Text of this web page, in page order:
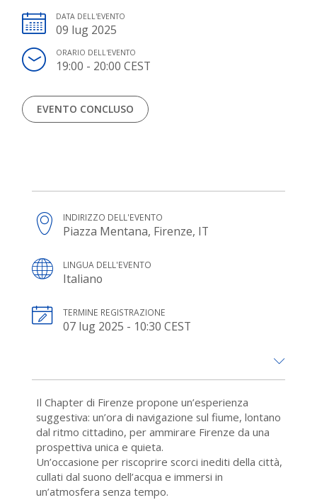
DATA DELL'EVENTO
09 lug 2025
ORARIO DELL'EVENTO
19:00 - 20:00 CEST
EVENTO CONCLUSO
INDIRIZZO DELL'EVENTO
Piazza Mentana, Firenze, IT
LINGUA DELL'EVENTO
Italiano
TERMINE REGISTRAZIONE
07 lug 2025 - 10:30 CEST
Il Chapter di Firenze propone un’esperienza
suggestiva: un’ora di navigazione sul fiume, lontano
dal ritmo cittadino, per ammirare Firenze da una
prospettiva unica e quieta.
Un’occasione per riscoprire scorci inediti della città,
cullati dal suono dell’acqua e immersi in
un’atmosfera senza tempo.